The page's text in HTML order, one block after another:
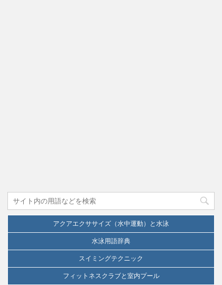
アクアエクササイズ（水中運動）と水泳
水泳用語辞典
スイミングテクニック
フィットネスクラブと室内プール